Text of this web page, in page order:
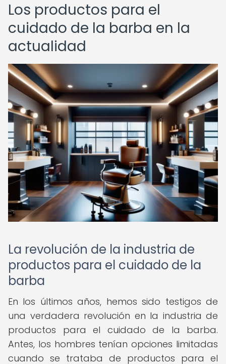
Los productos para el
cuidado de la barba en la
actualidad
La revolución de la industria de
productos para el cuidado de la
barba
En los últimos años, hemos sido testigos de
una verdadera revolución en la industria de
productos para el cuidado de la barba.
Antes, los hombres tenían opciones limitadas
cuando se trataba de productos para el